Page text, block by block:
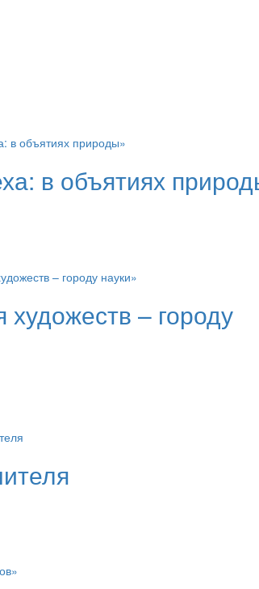
в объятиях
– городу